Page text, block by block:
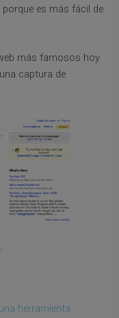
es más fácil de
más famosos hoy
captura de
herramienta